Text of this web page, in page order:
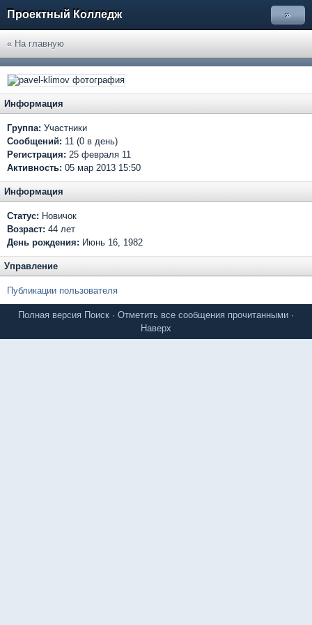
Проектный Колледж »
« На главную
Информация
Группа: Участники
Сообщений: 11 (0 в день)
Регистрация: 25 февраля 11
Активность: 05 мар 2013 15:50
Информация
Статус: Новичок
Возраст: 44 лет
День рождения: Июнь 16, 1982
Управление
Публикации пользователя
Полная версия Поиск · Отметить все сообщения прочитанными ·
Наверх